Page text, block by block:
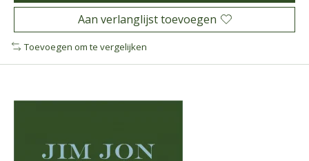
Aan verlanglijst toevoegen
Toevoegen om te vergelijken